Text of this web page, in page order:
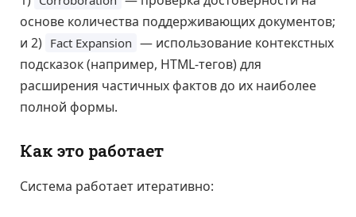
основе количества поддерживающих документов;
и 2) Fact Expansion — использование контекстных
подсказок (например, HTML-тегов) для
расширения частичных фактов до их наиболее
полной формы.
Как это работает
Система работает итеративно: